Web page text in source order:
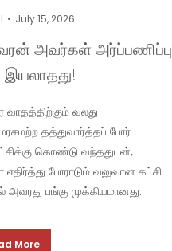
July 15, 2026
அவர்கள் அர்ப்பணிப்பு
தத்துவார்த்தப் போர்
கொண்டு வந்ததுடன்,
போராடும் வலுவான கட்சி
பங்கு முக்கியமானது.
More